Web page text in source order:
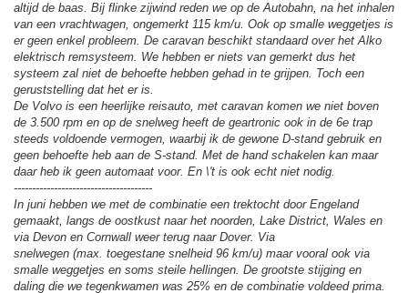
altijd de baas. Bij flinke zijwind reden we op de Autobahn, na het inhalen
van een vrachtwagen, ongemerkt 115 km/u. Ook op smalle weggetjes is
er geen enkel probleem. De caravan beschikt standaard over het Alko
elektrisch remsysteem. We hebben er niets van gemerkt dus het
systeem zal niet de behoefte hebben gehad in te grijpen. Toch een
geruststelling dat het er is.
De Volvo is een heerlijke reisauto, met caravan komen we niet boven
de 3.500 rpm en op de snelweg heeft de geartronic ook in de 6e trap
steeds voldoende vermogen, waarbij ik de gewone D-stand gebruik en
geen behoefte heb aan de S-stand. Met de hand schakelen kan maar
daar heb ik geen automaat voor. En \'t is ook echt niet nodig.
--------------------------------------
In juni hebben we met de combinatie een trektocht door Engeland
gemaakt, langs de oostkust naar het noorden, Lake District, Wales en
via Devon en Cornwall weer terug naar Dover. Via
snelwegen (max. toegestane snelheid 96 km/u) maar vooral ook via
smalle weggetjes en soms steile hellingen. De grootste stijging en
daling die we tegenkwamen was 25% en de combinatie voldeed prima.